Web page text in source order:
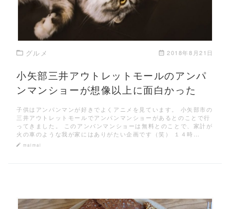
グルメ 2018年8月21日
小矢部三井アウトレットモールのアンパ
ンマンショーが想像以上に面白かった
子供はアンパンマンが好きでよくアニメを見ています。 小矢部市の
三井アウトレットモールでアンパンマンショーがあるとのことで行
ってきました。 このアンパンマンショーは無料とのことで、家計が
火の車のような我が家にはありがたい企画です（笑） １４時…
maimai